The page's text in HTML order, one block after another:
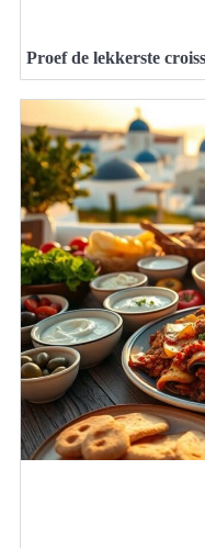
Proef de lekkerste